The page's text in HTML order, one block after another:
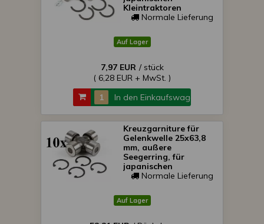
Kleintraktoren
Normale Lieferung
Auf Lager
7,97 EUR / stück
( 6,28 EUR + MwSt. )
In den Einkaufswagen
Kreuzgarniture für
Gelenkwelle 25x63,8
mm, außere
Seegerring, für
japanischen
Kleintraktoren, Packet
SONDERPREIS!
Normale Lieferung
Auf Lager